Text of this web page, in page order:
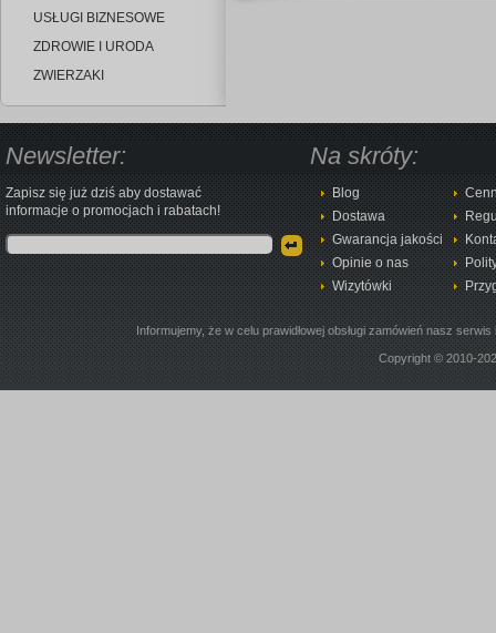
USŁUGI BIZNESOWE
ZDROWIE I URODA
ZWIERZAKI
Newsletter:
Zapisz się już dziś aby dostawać
informacje o promocjach i rabatach!
Na skróty:
Blog
Dostawa
Gwarancja jakości
Opinie o nas
Wizytówki
Informujemy, że w celu prawidłowej obsługi zamówień nasz
Copyright © 2010-